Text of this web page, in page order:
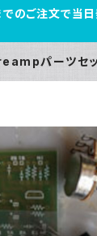
のご注文で当日
パーツセ